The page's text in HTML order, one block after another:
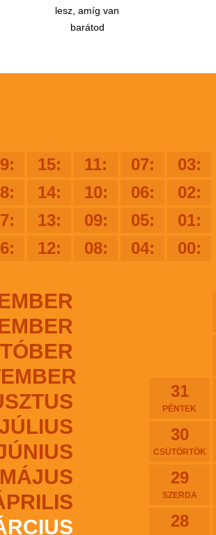
lesz, amíg van
barátod
15: 11: 07:
03:
14: 10: 06:
02:
13: 09: 05:
01:
12: 08: 04: 00:
MÁJUS
31
PÉNTEK
30
CSÜTÖRTÖK
29
SZERDA
28